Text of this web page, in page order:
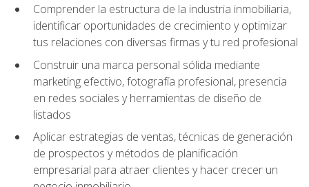
Comprender la estructura de la industria inmobiliaria,
identificar oportunidades de crecimiento y optimizar
tus relaciones con diversas firmas y tu red profesional
Construir una marca personal sólida mediante
marketing efectivo, fotografía profesional, presencia
en redes sociales y herramientas de diseño de
listados
Aplicar estrategias de ventas, técnicas de generación
de prospectos y métodos de planificación
empresarial para atraer clientes y hacer crecer un